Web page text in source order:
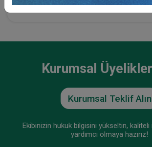
Kurumsal
Kurumsal Teklif Alın
Ekibinizin hukuk bilgisini yükseltin,
yardımcı olmaya hazırız!